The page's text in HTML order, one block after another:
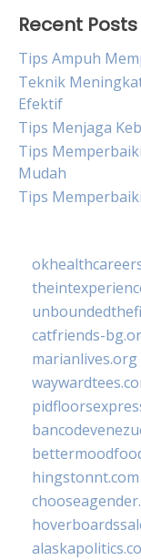
Recent Posts
Tips Ampuh
Teknik
Efektif
Tips Menjaga
Tips
Mudah
Tips
catfriends-
marianlives.org
hingstonnt.com